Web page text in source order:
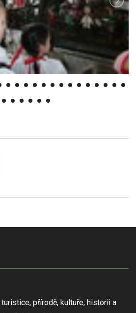
přírodě, kultuře, historii a